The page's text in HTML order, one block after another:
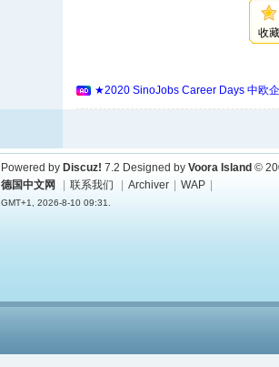
收
★2020 SinoJobs Career Days 中欧
Powered by Discuz! 7.2 Designed by Voora Island ©
德国中文网
联系我们 Archiver WAP
GMT+1, 2026-8-10 09:31.